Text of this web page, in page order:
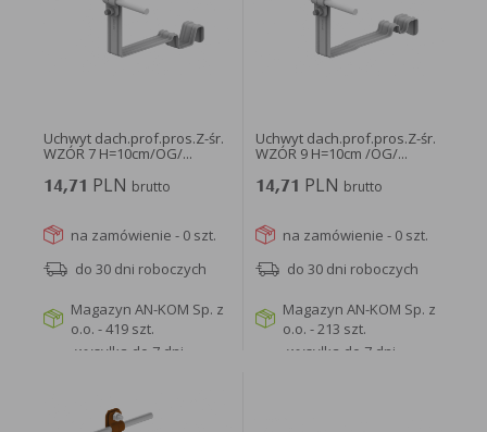
Uchwyt dach.prof.pros.Z-śr.
WZÓR 7 H=10cm/OG/...
14,71 PLN brutto
na zamówienie - 0 szt.
do 30 dni roboczych
Magazyn AN-KOM Sp. z
o.o. - 419 szt.
wysyłka do 7 dni
WIĘCEJ
Uchwyt dach.prof.pros.Z-śr.
WZÓR 9 H=10cm /OG/...
14,71 PLN brutto
na zamówienie - 0 szt.
do 30 dni roboczych
Magazyn AN-KOM Sp. z
o.o. - 213 szt.
wysyłka do 7 dni